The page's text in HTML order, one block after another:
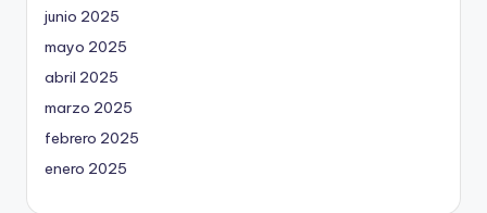
junio 2025
mayo 2025
abril 2025
marzo 2025
febrero 2025
enero 2025